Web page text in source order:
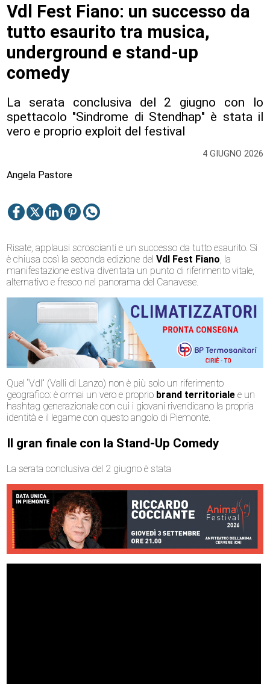
4 GIUGNO 2026
Vdl Fest Fiano: un successo da
tutto esaurito tra musica,
underground e stand-up
comedy
La serata conclusiva del 2 giugno con lo
spettacolo "Sindrome di Stendhap" è stata il
vero e proprio exploit del festival
Angela Pastore
Risate, applausi scroscianti e un successo da tutto esaurito. Si
è chiusa così la seconda edizione delVdl Fest Fiano, la
manifestazione estiva diventata un punto di riferimento vitale,
alternativo e fresco nel panorama del Canavese.
Quel “Vdl” (Valli di Lanzo) non è più solo un riferimento
geografico: è ormai un vero e proprio brand territoriale e un
hashtag generazionale con cui i giovani rivendicano la propria
identità e il legame con questo angolo di Piemonte.
Il gran finale con la Stand-Up Comedy
La serata conclusiva del 2 giugno è stata